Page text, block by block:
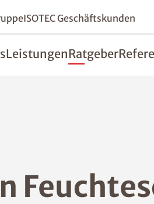
ISOTEC Geschäftskunden
LeistungenRatgeber